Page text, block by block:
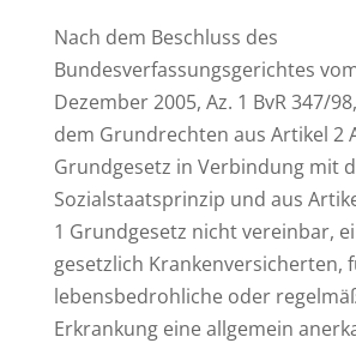
Nach dem Beschluss des
Bundesverfassungsgerichtes
Dezember 2005, Az. 1 BvR 347/
dem Grundrechten aus Artikel 2
Grundgesetz in Verbindung mit
Sozialstaatsprinzip und aus
1 Grundgesetz nicht vereinbar,
gesetzlich Krankenversicherten,
lebensbedrohliche oder
Erkrankung eine allgemein